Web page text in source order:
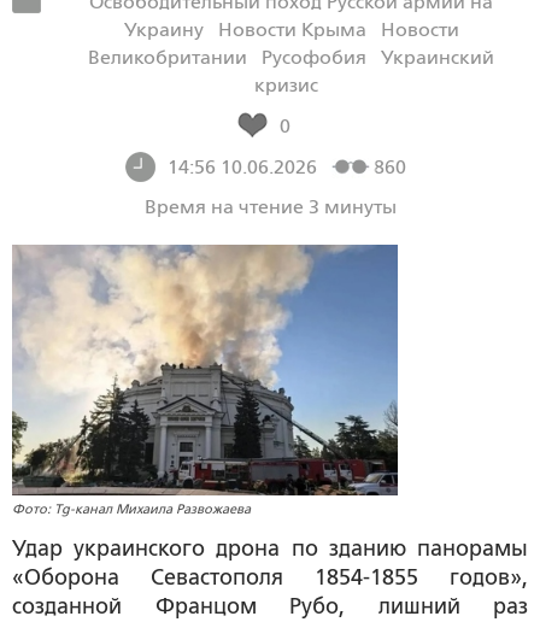
Украину
Новости Крыма
Новости
Великобритании
Русофобия
Украинский
кризис
0
14:56 10.06.2026
860
Время на чтение 3 минуты
Фото: Tg-канал Михаила Развожаева
Удар украинского дрона по зданию панорамы
«Оборона Севастополя 1854-1855 годов»,
созданной Францом Рубо, лишний раз